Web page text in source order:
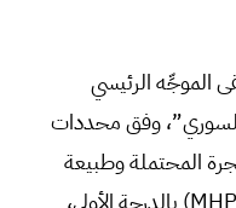
الموجِّه الرئيسي
وفق محددات
المحتملة وطبيعة
علاقته مع حليفه الحركة القومية (MHP) بالدرجة الأولى،